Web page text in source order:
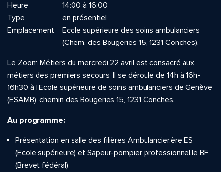
Heure
14:00 à 16:00
Type
en présentiel
Emplacement
Ecole supérieure des soins ambulanciers
(Chem. des Bougeries 15, 1231 Conches).
Le Zoom Métiers du mercredi 22 avril est consacré aux
métiers des premiers secours. Il se déroule de 14h à 16h-
16h30 à l’Ecole supérieure de soins ambulanciers de Genève
(ESAMB), chemin des Bougeries 15, 1231 Conches.
Au programme:
Présentation en salle des filières Ambulancier.ère ES
(Ecole supérieure) et Sapeur-pompier professionnel.le BF
(Brevet fédéral)